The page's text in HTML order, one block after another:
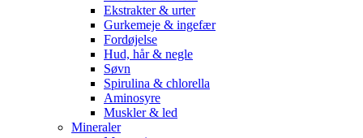
Ekstrakter & urter
Gurkemeje & ingefær
Fordøjelse
Hud, hår & negle
Søvn
Spirulina & chlorella
Aminosyre
Muskler & led
Mineraler